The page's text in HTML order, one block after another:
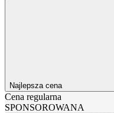
Najlepsza cena
Cena regularna
SPONSOROWANA